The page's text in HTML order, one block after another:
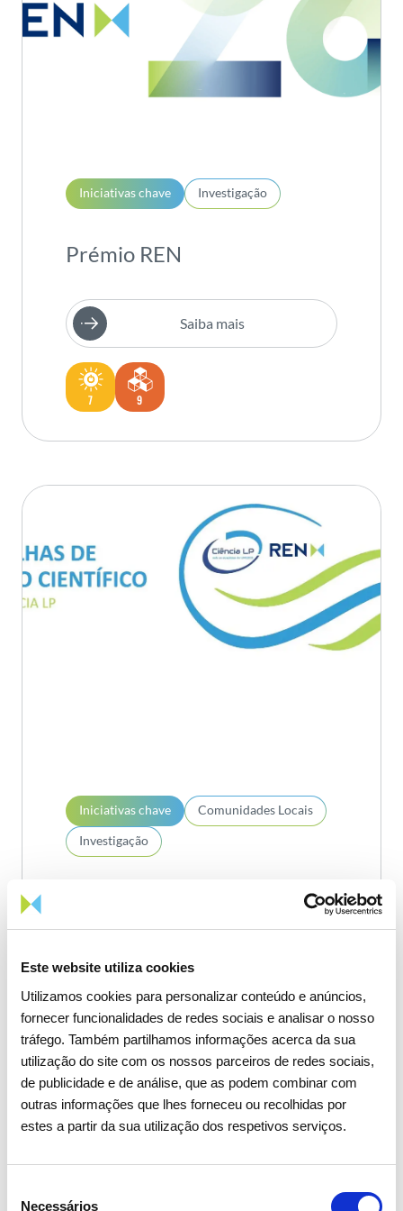
Este website utiliza cookies
Utilizamos cookies para personalizar conteúdo e anúncios,
fornecer funcionalidades de redes sociais e analisar o nosso
tráfego. Também partilhamos informações acerca da sua
utilização do site com os nossos parceiros de redes sociais,
de publicidade e de análise, que as podem combinar com
outras informações que lhes forneceu ou recolhidas por
estes a partir da sua utilização dos respetivos serviços.
Necessários
Iniciativas chave Investigação
Prémio REN
Saiba mais
7 9
Iniciativas chave
Comunidades Locais
Investigação
Científico REN - Ciência LP -
FCT
Saiba mais
5 8 9
+2